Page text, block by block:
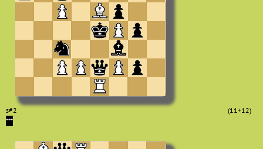
s#2
(11+12)
***